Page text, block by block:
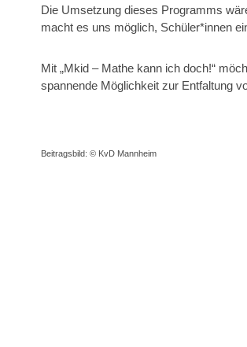
Die Umsetzung dieses Programms
macht es uns möglich, Schüler*innen
Mit „Mkid – Mathe kann ich doch!“
spannende Möglichkeit zur Entfaltung
Beitragsbild: © KvD Mannheim